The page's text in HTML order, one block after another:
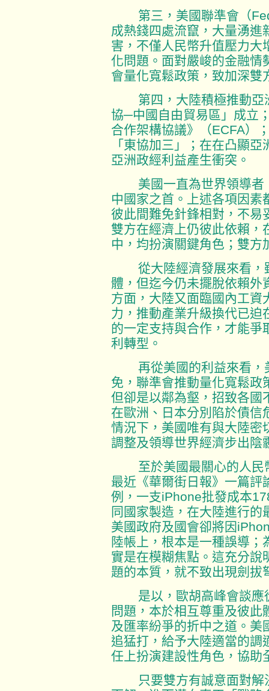
第三，美國聯準會（Fed
成熱錢四處流竄，大量湧進
害，不僅人民幣升值壓力大
化問題。面對嚴峻的金融情
會量化寬鬆政策，致加深雙
第四，大陸積極推動亞
協─中國自由貿易區」成立
合作架構協議》（ECFA）
「東協加三」；在在凸顯
亞洲政經利益產生衝突。
美國一直為世界領導者
中國家之首。上述各項因素
彼此間難免針鋒相對，不易
雙方在經濟上仍彼此依賴，
中，均扮演關鍵角色；雙方
從大陸經濟發展來看，
體，但迄今仍未擺脫依賴外
方面，大陸又面臨國內工資
力，推動產業升級換代已迫
的一定支持與合作，才能爭
利轉型。
再從美國的利益來看，
免，聯準會推動量化寬鬆政
但卻是以鄰為壑，招致各國
在歐洲、日本分別陷於債信
情況下，美國唯有與大陸密
調整及領導世界經濟步出陰
至於美國最關心的人民
最近《華爾街日報》一篇
例，一支iPhone批發成本
同國家製造，在大陸進行
美國政府及國會卻將因
陸帳上，根本是一種誤導
實是在模糊焦點。這充分說
題的本質，就不致出現劍拔
是以，歐胡高峰會談應
問題，本於相互尊重及彼
及匯率紛爭的折中之道。美
追猛打，給予大陸適當的調
任上扮演建設性角色，協助
只要雙方有誠意面對解